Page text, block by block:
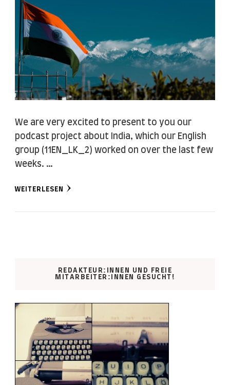
We are very excited to present to you our
podcast project about India, which our English
group (11EN_LK_2) worked on over the last few
weeks. …
WEITERLESEN
REDAKTEUR:INNEN UND FREIE
MITARBEITER:INNEN GESUCHT!